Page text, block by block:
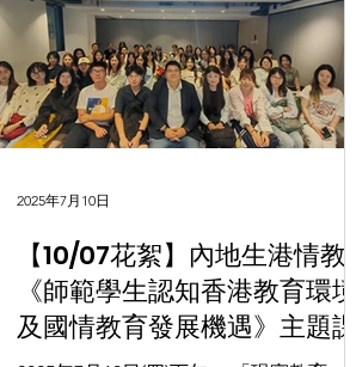
【10/07花絮】內地生港情教育
《師範學生認知香港教育環境
及國情教育發展機遇》主題課
2025年7月10日